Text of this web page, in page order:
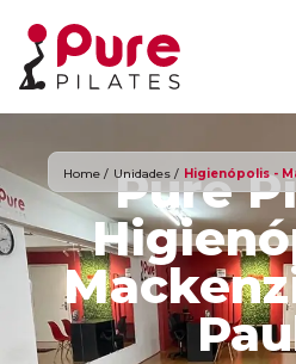
Home / Unidades / Higienópolis -
Pure